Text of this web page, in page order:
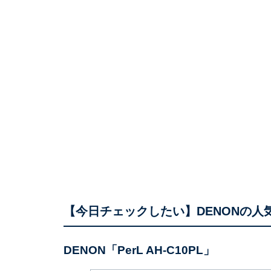
【今日チェックしたい】DENONの人
DENON「PerL AH-C10PL」